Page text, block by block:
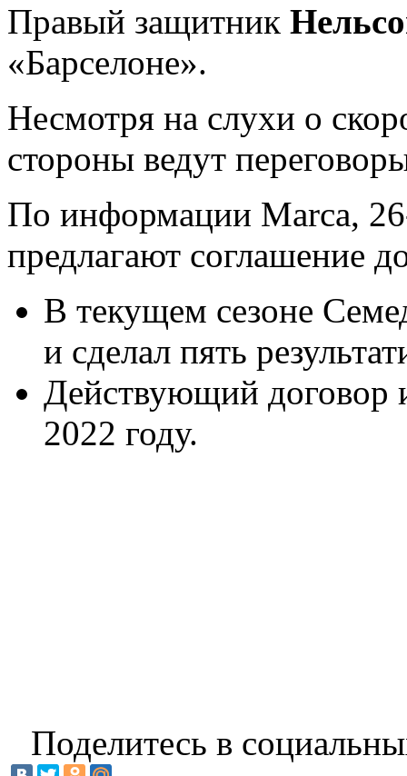
Правый защитник
«Барселоне».
Несмотря на слухи о
стороны ведут
По информации Marca,
предлагают соглашение
В текущем сезоне
и сделал пять
Действующий договор
2022 году.
Поделитесь в